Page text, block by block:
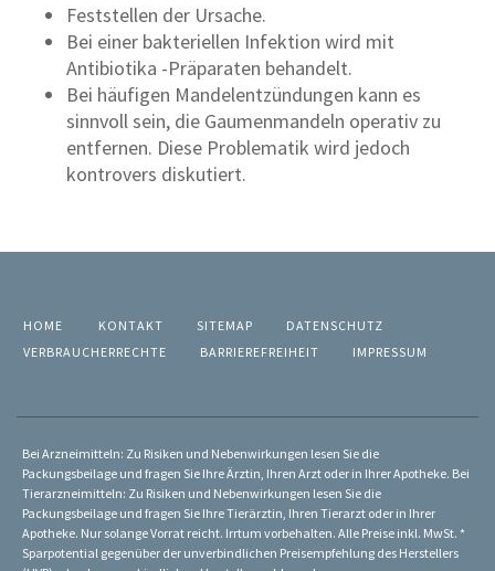
Feststellen der Ursache.
Bei einer bakteriellen Infektion wird mit
Antibiotika -Präparaten behandelt.
Bei häufigen Mandelentzündungen kann es
sinnvoll sein, die Gaumenmandeln operativ zu
entfernen. Diese Problematik wird jedoch
kontrovers diskutiert.
HOME KONTAKT SITEMAP
DATENSCHUTZ
VERBRAUCHERRECHTE
BARRIEREFREIHEIT IMPRESSUM
Bei Arzneimitteln: Zu Risiken und Nebenwirkungen lesen Sie die
Packungsbeilage und fragen Sie Ihre Ärztin, Ihren Arzt oder in Ihrer Apotheke. Bei
Tierarzneimitteln: Zu Risiken und Nebenwirkungen lesen Sie die
Packungsbeilage und fragen Sie Ihre Tierärztin, Ihren Tierarzt oder in Ihrer
Apotheke. Nur solange Vorrat reicht. Irrtum vorbehalten. Alle Preise inkl. MwSt. *
Sparpotential gegenüber der unverbindlichen Preisempfehlung des Herstellers